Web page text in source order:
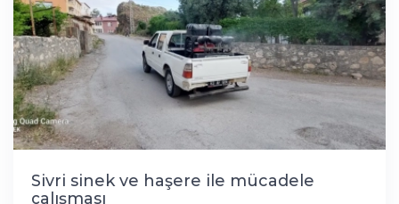
Sivri sinek ve haşere ile mücadele
çalışması